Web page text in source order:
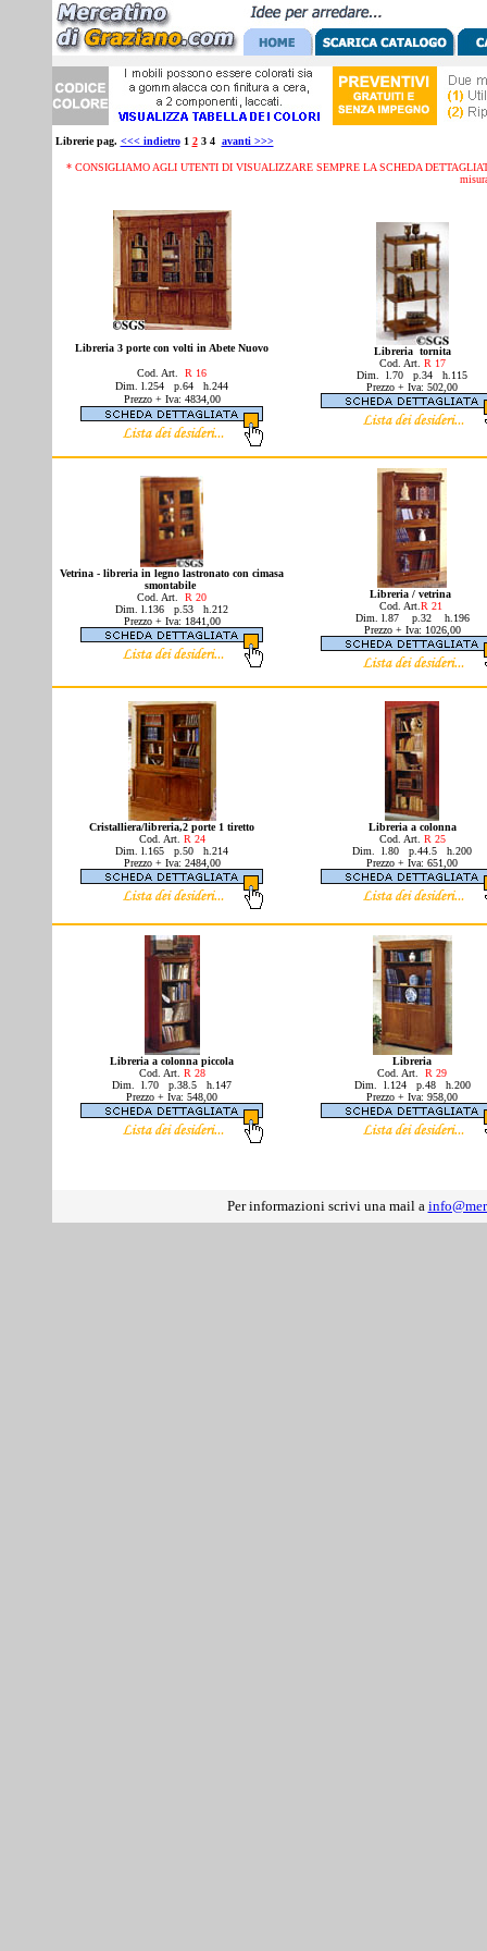
Librerie pag. <<< indietro1 23 4 avanti >>>
* CONSIGLIAMO AGLI UTENTI DI VISUALIZZARE SEMPRE LA SCHEDA
Libreria 3 porte con volti in Abete Nuovo
Cod. Art.
R 16
Dim. l.254 p.64 h.244
Prezzo + Iva: 4834,00
Libreria tornita
Cod. Art. R 17
Dim. l.70 p.34 h.115
Prezzo + Iva: 502,00
Vetrina - libreria in legno lastronato con cimasa
smontabile
Cod. Art.
R 20
Dim. l.136 p.53 h.212
Prezzo + Iva: 1841,00
Libreria / vetrina
Cod. Art. R 21
Dim. l.87 p.32 h.196
Prezzo + Iva: 1026,00
Cristalliera/libreria,2 porte 1 tiretto
Cod. Art. R 24
Dim. l.165 p.50 h.214
Prezzo + Iva: 2484,00
Libreria a colonna
Cod. Art. R 25
Dim. l.80 p.44.5 h.200
Prezzo + Iva: 651,00
Libreria a colonna piccola
Cod. Art. R 28
Dim. l.70 p.38.5 h.147
Prezzo + Iva: 548,00
Libreria
Cod. Art.
R 29
Dim. l.124 p.48 h.200
Prezzo + Iva: 958,00
Per informazioni scrivi una mail a